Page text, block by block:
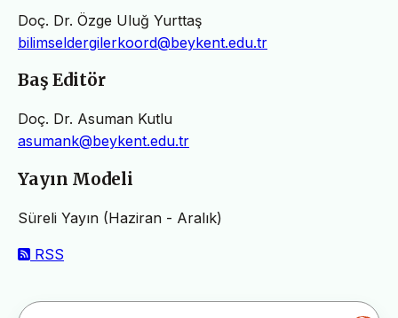
Doç. Dr. Özge Uluğ Yurttaş
bilimseldergilerkoord@beykent.edu.tr
Baş Editör
Doç. Dr. Asuman Kutlu
asumank@beykent.edu.tr
Yayın Modeli
Süreli Yayın (Haziran - Aralık)
RSS